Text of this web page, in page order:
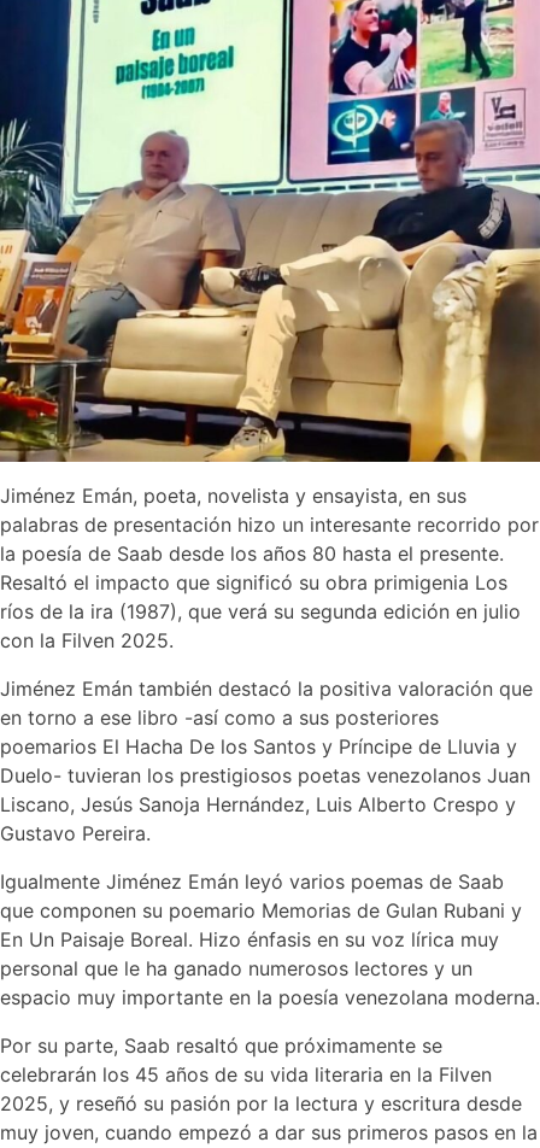
Jiménez Emán, poeta, novelista y ensayista, en sus
palabras de presentación hizo un interesante recorrido por
la poesía de Saab desde los años 80 hasta el presente.
Resaltó el impacto que significó su obra primigenia Los
ríos de la ira (1987), que verá su segunda edición en julio
con la Filven 2025.
Jiménez Emán también destacó la positiva valoración que
en torno a ese libro -así como a sus posteriores
poemarios El Hacha De los Santos y Príncipe de Lluvia y
Duelo- tuvieran los prestigiosos poetas venezolanos Juan
Liscano, Jesús Sanoja Hernández, Luis Alberto Crespo y
Gustavo Pereira.
Igualmente Jiménez Emán leyó varios poemas de Saab
que componen su poemario Memorias de Gulan Rubani y
En Un Paisaje Boreal. Hizo énfasis en su voz lírica muy
personal que le ha ganado numerosos lectores y un
espacio muy importante en la poesía venezolana moderna.
Por su parte, Saab resaltó que próximamente se
celebrarán los 45 años de su vida literaria en la Filven
2025, y reseñó su pasión por la lectura y escritura desde
muy joven, cuando empezó a dar sus primeros pasos en la